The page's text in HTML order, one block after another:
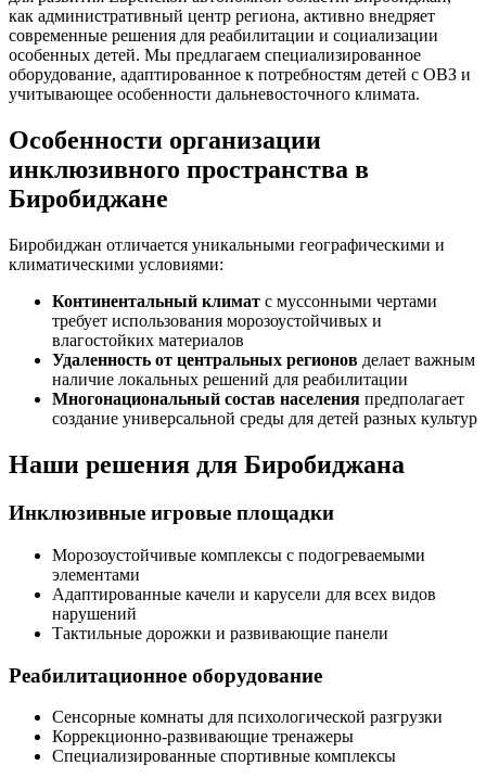
как административный центр региона, активно внедряет
современные решения для реабилитации и социализации
особенных детей. Мы предлагаем специализированное
оборудование, адаптированное к потребностям детей с ОВЗ и
учитывающее особенности дальневосточного климата.
Особенности организации
инклюзивного пространства в
Биробиджане
Биробиджан отличается уникальными географическими и
климатическими условиями:
Континентальный климат с муссонными чертами
требует использования морозоустойчивых и
влагостойких материалов
Удаленность от центральных регионов делает важным
наличие локальных решений для реабилитации
Многонациональный состав населения предполагает
создание универсальной среды для детей разных культур
Наши решения для Биробиджана
Инклюзивные игровые площадки
Морозоустойчивые комплексы с подогреваемыми
элементами
Адаптированные качели и карусели для всех видов
нарушений
Тактильные дорожки и развивающие панели
Реабилитационное оборудование
Сенсорные комнаты для психологической разгрузки
Коррекционно-развивающие тренажеры
Специализированные спортивные комплексы